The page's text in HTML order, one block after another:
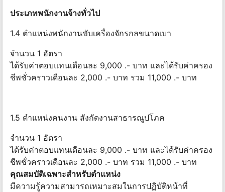
ประเภทพนักงานจ้างทั่วไป
1.4 ตำแหน่งพนักงานขับเครื่องจักรกลขนาดเบา
จำนวน 1 อัตรา
ได้รับค่าตอบแทนเดือนละ 9,000 .- บาท และได้รับค่าครอง
ชีพชั่วคราวเดือนละ 2,000 .- บาท รวม 11,000 .- บาท
1.5 ตำแหน่งคนงาน สังกัดงานสาธารณูปโภค
จำนวน 1 อัตรา
ได้รับค่าตอบแทนเดือนละ 9,000 .- บาท และได้รับค่าครอง
ชีพชั่วคราวเดือนละ 2,000 .- บาท รวม 11,000 .- บาท
คุณสมบัติเฉพาะสำหรับตำแหน่ง
มีความรู้ความสามารถเหมาะสมในการปฏิบัติหน้าที่